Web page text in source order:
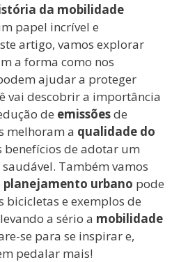
da mobilidade
papel incrível e
artigo, vamos explorar
a forma como nos
ajudar a proteger
vai descobrir a importância
de emissõesde
melhoram a qualidade do
benefícios de adotar um
Também vamos
planejamento urbano pode
bicicletas e exemplos de
a sério a mobilidade
se para se inspirar e,
pedalar mais!